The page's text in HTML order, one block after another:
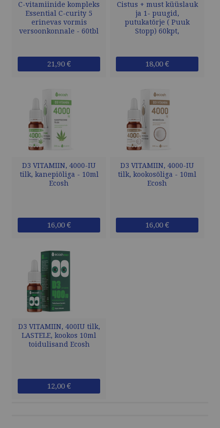
C-vitamiinide kompleks
Essential C-curity 5
erinevas vormis
versoonkonnale - 60tbl
21,90 €
Cistus + must küüslauk
ja 1- puugid,
putukatõrje ( Puuk
Stopp) 60kpt,
18,00 €
D3 VITAMIIN, 4000-IU
tilk, kanepiõliga - 10ml
Ecosh
16,00 €
D3 VITAMIIN, 4000-IU
tilk, kookosõliga - 10ml
Ecosh
16,00 €
D3 VITAMIIN, 400IU tilk,
LASTELE, kookos 10ml
toidulisand Ecosh
12,00 €